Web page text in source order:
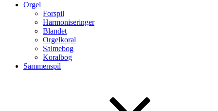
Orgel
Forspil
Harmoniseringer
Blandet
Orgelkoral
Salmebog
Koralbog
Sammenspil